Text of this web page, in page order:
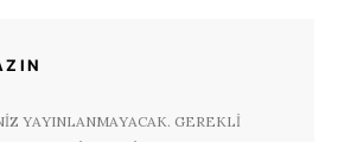
YAYINLANMAYACAK. GEREKLI